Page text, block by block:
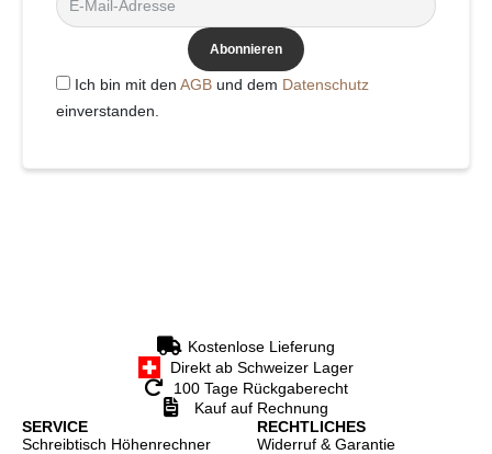
Ich bin mit den AGB und dem Datenschutz
einverstanden.
Abonnieren
Kostenlose Lieferung
Direkt ab Schweizer Lager
100 Tage Rückgaberecht
Kauf auf Rechnung
SERVICE
Schreibtisch Höhenrechner
RECHTLICHES
Widerruf & Garantie